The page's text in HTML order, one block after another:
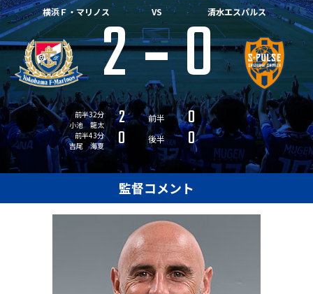
横浜Ｆ・マリノス VS 清水エスパルス
2 0
前半32分
小池 龍太
前半43分
吉尾 海夏
2 前半
0
0
後半 0
監督コメント